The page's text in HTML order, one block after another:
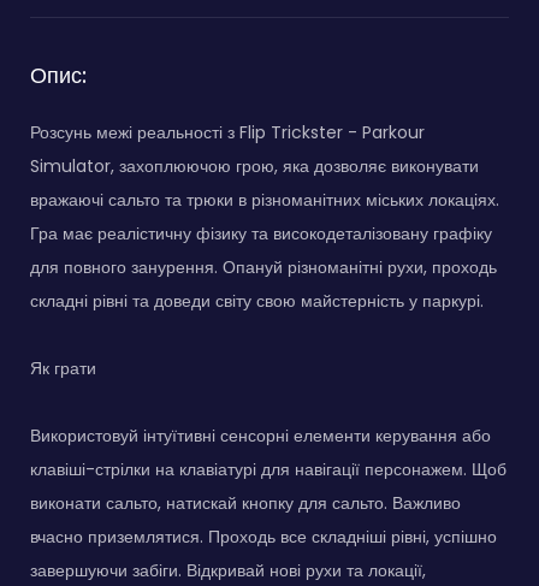
Опис:
Розсунь межі реальності з Flip Trickster - Parkour
Simulator, захоплюючою грою, яка дозволяє виконувати
вражаючі сальто та трюки в різноманітних міських локаціях.
Гра має реалістичну фізику та високодеталізовану графіку
для повного занурення. Опануй різноманітні рухи, проходь
складні рівні та доведи світу свою майстерність у паркурі.
Як грати
Використовуй інтуїтивні сенсорні елементи керування або
клавіші-стрілки на клавіатурі для навігації персонажем. Щоб
виконати сальто, натискай кнопку для сальто. Важливо
вчасно приземлятися. Проходь все складніші рівні, успішно
завершуючи забіги. Відкривай нові рухи та локації,